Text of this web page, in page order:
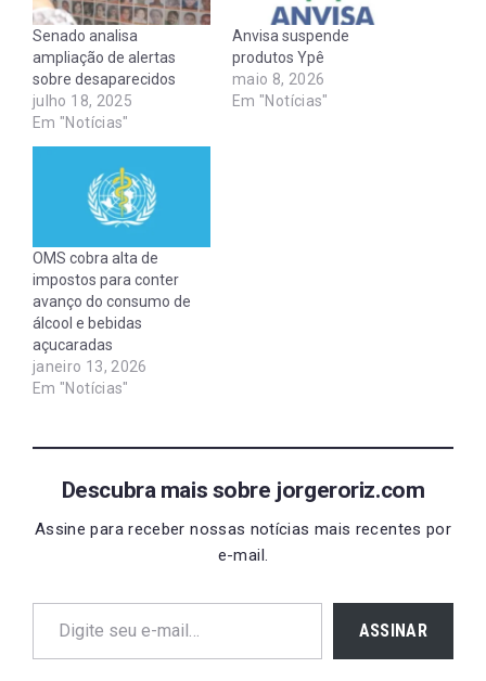
Senado analisa
ampliação de alertas
sobre desaparecidos
julho 18, 2025
Em "Notícias"
Anvisa suspende
produtos Ypê
maio 8, 2026
Em "Notícias"
OMS cobra alta de
impostos para conter
avanço do consumo de
álcool e bebidas
açucaradas
janeiro 13, 2026
Em "Notícias"
Descubra mais sobre jorgeroriz.com
Assine para receber nossas notícias mais recentes por
e-mail.
Digite seu e-mail…
ASSINAR